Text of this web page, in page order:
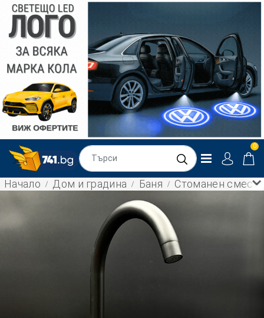
0
Начало Дом и градина Баня Стоманен